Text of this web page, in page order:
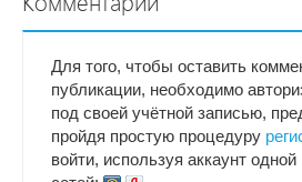
Для того, чтобы оставить
публикации, необходимо
под своей учётной записью,
пройдя простую процедуру
войти, используя аккаунт